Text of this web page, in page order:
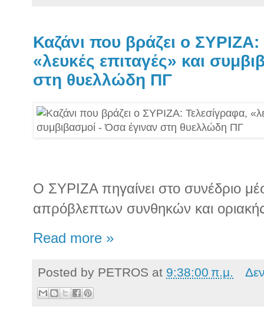
Καζάνι που βράζει ο
«λευκές επιταγές» και
στη θυελλώδη ΠΓ
Ο ΣΥΡΙΖΑ πηγαίνει στο συνέδριο
απρόβλεπτων συνθηκών και
Read more »
Posted by PETROS at 9:38:00 π.μ.